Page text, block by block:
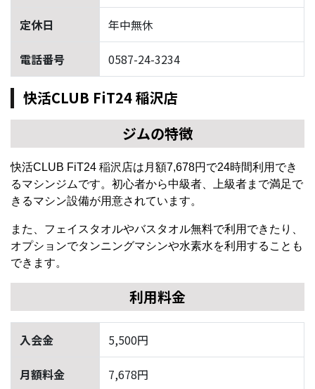
定休日 年中無休
電話番号 0587-24-3234
快活CLUB FiT24 稲沢店
ジムの特徴
快活CLUB FiT24 稲沢店は月額7,678円で24時間利用でき
るマシンジムです。初心者から中級者、上級者まで満足で
きるマシン設備が用意されています。
また、フェイスタオルやバスタオル無料で利用できたり、
オプションでタンニングマシンや水素水を利用することも
できます。
利用料金
入会金 5,500円
月額料金 7,678円